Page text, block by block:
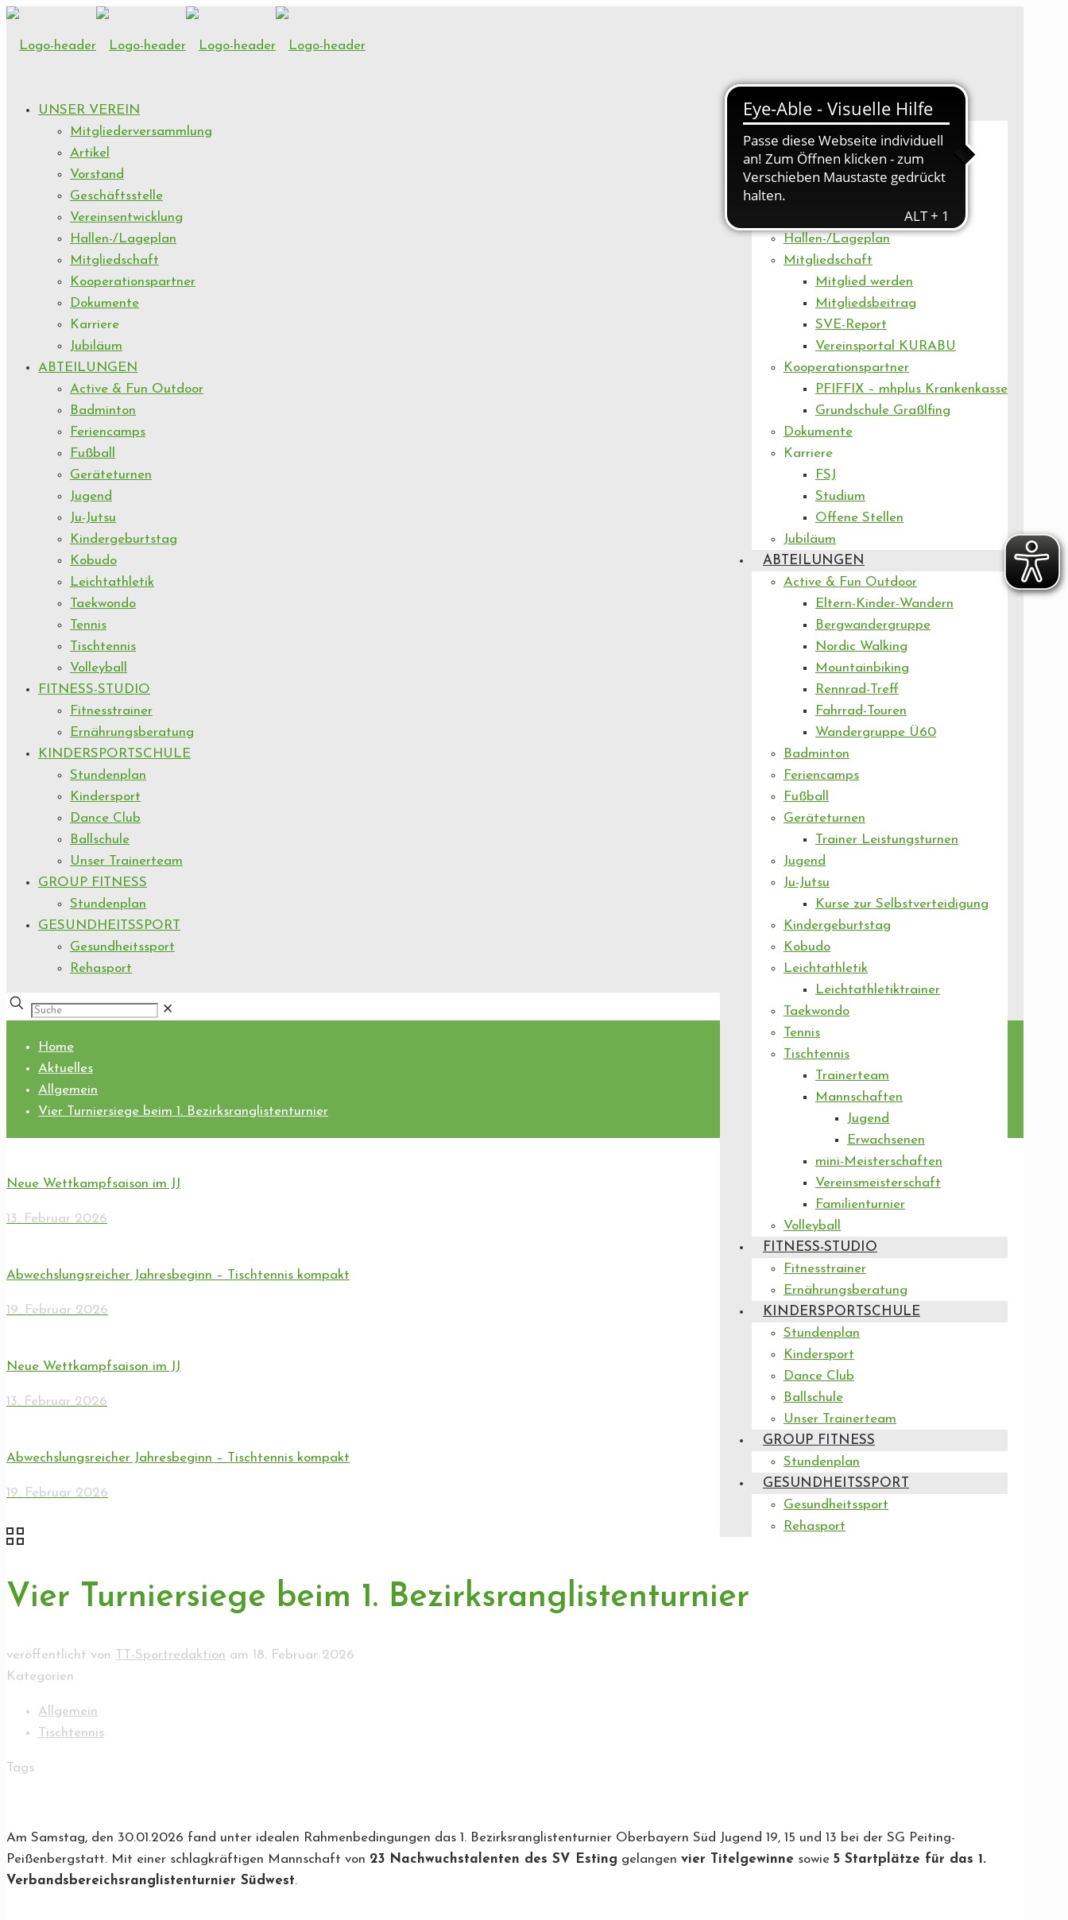
UNSER VEREIN
Artikel
Vorstand
Geschäftsstelle
Hallen-/Lageplan
Mitgliedschaft
Mitglied werden
Mitgliedsbeitrag
SVE-Report
Vereinsportal KURABU
Kooperationspartner
PFIFFIX – mhplus Krankenkasse
Grundschule Graßlfing
Dokumente
Karriere
FSJ
Studium
Offene Stellen
Jubiläum
ABTEILUNGEN
Active & Fun Outdoor
Eltern-Kinder-Wandern
Bergwandergruppe
Nordic Walking
Mountainbiking
Rennrad-Treff
Fahrrad-Touren
Wandergruppe Ü60
Badminton
Feriencamps
Fußball
Geräteturnen
Trainer Leistungsturnen
Jugend
Ju-Jutsu
Kurse zur Selbstverteidigung
Kindergeburtstag
Kobudo
Leichtathletik
Leichtathletiktrainer
Taekwondo
Tennis
Tischtennis
Trainerteam
Mannschaften
Jugend
Erwachsenen
mini-Meisterschaften
Vereinsmeisterschaft
Familienturnier
Volleyball
FITNESS-STUDIO
Fitnesstrainer
Ernährungsberatung
KINDERSPORTSCHULE
Stundenplan
Kindersport
Dance Club
Ballschule
Unser Trainerteam
GROUP FITNESS
Stundenplan
GESUNDHEITSSPORT
Gesundheitssport
Rehasport
UNSER VEREIN
Mitgliederversammlung
Artikel
Vorstand
Geschäftsstelle
Vereinsentwicklung
Hallen-/Lageplan
Mitgliedschaft
Kooperationspartner
Dokumente
Karriere
Jubiläum
ABTEILUNGEN
Active & Fun Outdoor
Badminton
Feriencamps
Fußball
Geräteturnen
Jugend
Ju-Jutsu
Kindergeburtstag
Kobudo
Leichtathletik
Taekwondo
Tennis
Tischtennis
Volleyball
FITNESS-STUDIO
Fitnesstrainer
Ernährungsberatung
KINDERSPORTSCHULE
Stundenplan
Kindersport
Dance Club
Ballschule
Unser Trainerteam
GROUP FITNESS
Stundenplan
GESUNDHEITSSPORT
Gesundheitssport
Rehasport
✕
Home
Aktuelles
Allgemein
Vier Turniersiege beim 1. Bezirksranglistenturnier
Neue Wettkampfsaison im JJ
13. Februar 2026
Abwechslungsreicher Jahresbeginn – Tischtennis kompakt
19. Februar 2026
Neue Wettkampfsaison im JJ
13. Februar 2026
Abwechslungsreicher Jahresbeginn – Tischtennis kompakt
19. Februar 2026
Vier Turniersiege beim 1. Bezirksranglistenturnier
veröffentlicht von TT-Sportredaktion am 18. Februar 2026
Kategorien
Allgemein
Tischtennis
Tags
Am Samstag, den 30.01.2026 fand unter idealen Rahmenbedingungen das 1. Bezirksranglistenturnier Oberbayern Süd Jugend 19, 15 und 13 bei der SG Peiting-
Peißenbergstatt. Mit einer schlagkräftigen Mannschaft von 23 Nachwuchstalenten des SV Esting gelangen vier Titelgewinne sowie 5 Startplätze für das 1.
Verbandsbereichsranglistenturnier Südwest.